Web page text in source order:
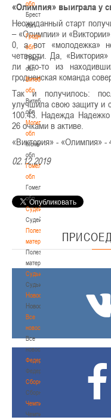
обл
Брестская
обл
Гродненская
обл
Гродненская
обл
Витебская
обл
Витебская
обл
Могилевская
обл
Могилевская
обл
Гомельская
обл
Гомельская
обл
Судейство
Судейство
Полезные
материалы
Полезные
материалы
Судьи
Судьи
Новости
Новости
Все
новости
Все
новости
Федерация
Федерация
Сборные
Сборные
Чемпионат
Чемпионат
«Олимпия» выиграла у
Неожиданный старт
– «Олимпии» и
0, а вот «молодежка»
четверти. Да,
ли кто-то из
гродненская команда
Так и получилось:
улучшила свою защиту и
100:43. Надежда
26 очками в активе.
«Виктория» - «Олимпия» -
02.12.2019